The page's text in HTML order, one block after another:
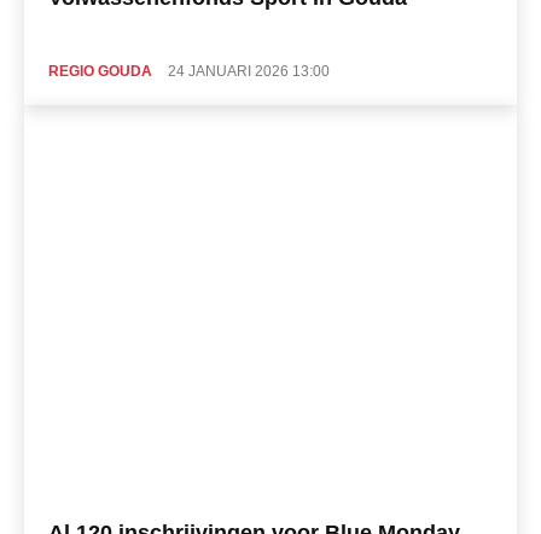
REGIO GOUDA 24 JANUARI 2026 13:00